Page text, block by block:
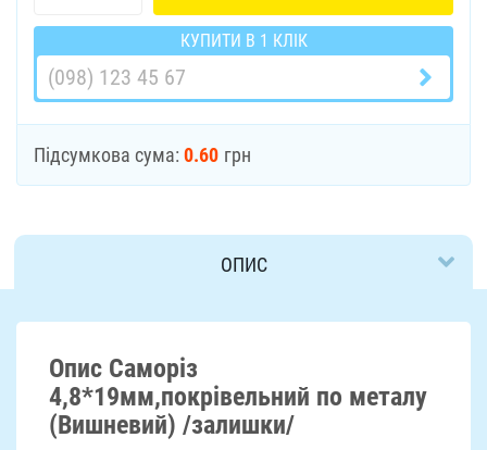
КУПИТИ В 1 КЛІК
Підсумкова сума: 0.60 грн
ОПИС
ДОСТАВКА
Опис Саморіз
4,8*19мм,покрівельний по металу
(Вишневий) /залишки/